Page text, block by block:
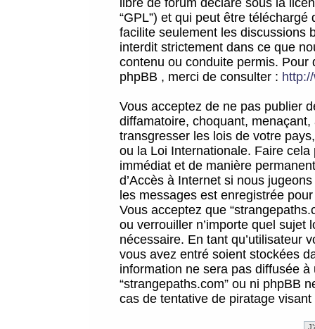
libre de forum déclaré sous la
“GPL”) et qui peut être téléchargé
facilite seulement les discussions
interdit strictement dans ce que
contenu ou conduite permis.
phpBB , merci de consulter :
Vous acceptez de ne pas publier
diffamatoire, choquant,
transgresser les lois de votre
ou la Loi Internationale. Faire
immédiat et de manière
d’Accès à Internet si nous
les messages est enregistrée
Vous acceptez que
ou verrouiller n’importe quel sujet
nécessaire. En tant qu’utilisateur
vous avez entré soient stockées
information ne sera pas diffusée
“strangepaths.com” ou ni phpBB
cas de tentative de piratage